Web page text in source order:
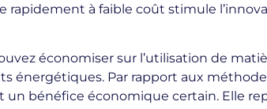
rapidement à faible coût stimule
économiser sur l’utilisation de
énergétiques. Par rapport aux
bénéfice économique certain. Elle